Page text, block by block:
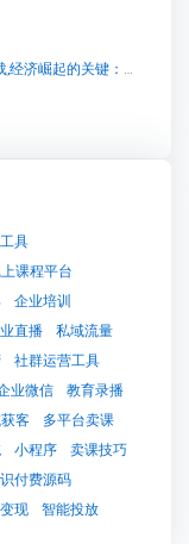
知识付费系统源码-用CRMEB-源码授权-开源下载,经济崛起的关键：兔知云课堂对中小企业繁荣的贡献
具
课程平台
企业培训
直播
私域流量
社群运营工具
业微信
教育录播
客
多平台卖课
小程序
卖课技巧
付费源码
现 智能投放